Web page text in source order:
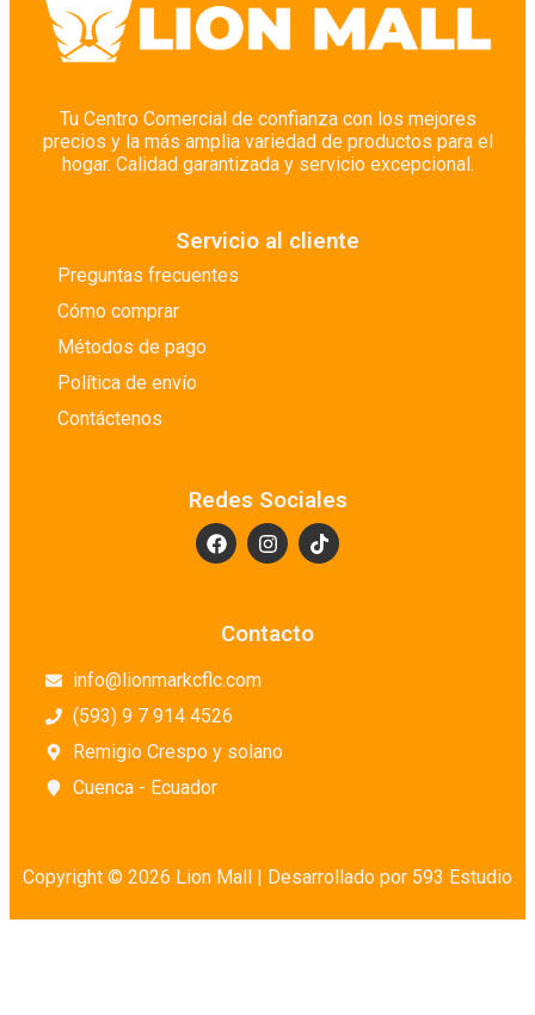
Tu Centro Comercial de confianza con los mejores
precios y la más amplia variedad de productos para el
hogar. Calidad garantizada y servicio excepcional.
Servicio al cliente
Preguntas frecuentes
Cómo comprar
Métodos de pago
Política de envío
Contáctenos
Redes Sociales
Contacto
info@lionmarkcflc.com
(593) 9 7 914 4526
Remigio Crespo y solano
Cuenca - Ecuador
Copyright © 2026 Lion Mall | Desarrollado por 593 Estudio